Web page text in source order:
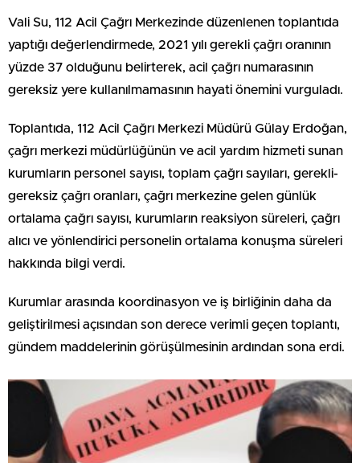
Vali Su, 112 Acil Çağrı Merkezinde düzenlenen toplantıda
yaptığı değerlendirmede, 2021 yılı gerekli çağrı oranının
yüzde 37 olduğunu belirterek, acil çağrı numarasının
gereksiz yere kullanılmamasının hayati önemini vurguladı.
Toplantıda, 112 Acil Çağrı Merkezi Müdürü Gülay Erdoğan,
çağrı merkezi müdürlüğünün ve acil yardım hizmeti sunan
kurumların personel sayısı, toplam çağrı sayıları, gerekli-
gereksiz çağrı oranları, çağrı merkezine gelen günlük
ortalama çağrı sayısı, kurumların reaksiyon süreleri, çağrı
alıcı ve yönlendirici personelin ortalama konuşma süreleri
hakkında bilgi verdi.
Kurumlar arasında koordinasyon ve iş birliğinin daha da
geliştirilmesi açısından son derece verimli geçen toplantı,
gündem maddelerinin görüşülmesinin ardından sona erdi.